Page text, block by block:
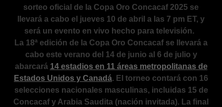
sorteo oficial de la Copa Oro Concacaf 2025 se
llevará a cabo el jueves 10 de abril a las 7 pm ET, y
será un evento en vivo hecho para televisión.
La 18ª edición de la Copa Oro Concacaf se llevará a
cabo este verano del 14 de junio al 6 de julio y
abarcará 14 estadios en 11 áreas metropolitanas de
Estados Unidos y Canadá. El torneo contará con 16
selecciones nacionales masculinas, incluidas 15 de
Concacaf y Arabia Saudita (nación invitada). La final